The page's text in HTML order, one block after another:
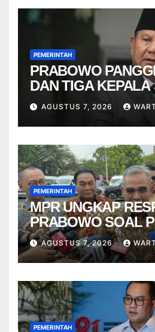
PEMERINTAH
PRABOWO
DAN TIGA KEPALA
AGUSTUS 7, 2026
PEMERINTAH
MPR UNGKAP
PRABOWO SOAL
AGUSTUS 7, 2026
PEMERINTAH